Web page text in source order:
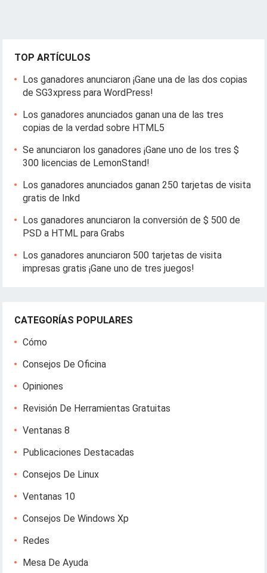
TOP ARTÍCULOS
Los ganadores anunciaron ¡Gane una de las dos copias
de SG3xpress para WordPress!
Los ganadores anunciados ganan una de las tres
copias de la verdad sobre HTML5
Se anunciaron los ganadores ¡Gane uno de los tres $
300 licencias de LemonStand!
Los ganadores anunciados ganan 250 tarjetas de visita
gratis de Inkd
Los ganadores anunciaron la conversión de $ 500 de
PSD a HTML para Grabs
Los ganadores anunciaron 500 tarjetas de visita
impresas gratis ¡Gane uno de tres juegos!
CATEGORÍAS POPULARES
Cómo
Consejos De Oficina
Opiniones
Revisión De Herramientas Gratuitas
Ventanas 8
Publicaciones Destacadas
Consejos De Linux
Ventanas 10
Consejos De Windows Xp
Redes
Mesa De Ayuda